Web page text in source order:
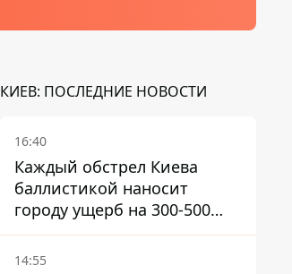
КИЕВ: ПОСЛЕДНИЕ НОВОСТИ
16:40
Каждый обстрел Киева
баллистикой наносит
городу ущерб на 300-500
миллионов - Петр
Пантелеев
14:55